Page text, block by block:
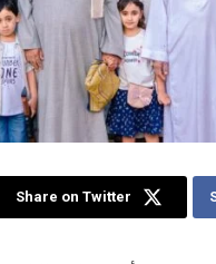
Share on Twitter